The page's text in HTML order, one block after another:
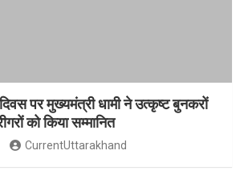
पर मुख्यमंत्री धामी ने उत्कृष्ट बुनकरों
को किया सम्मानित
CurrentUttarakhand